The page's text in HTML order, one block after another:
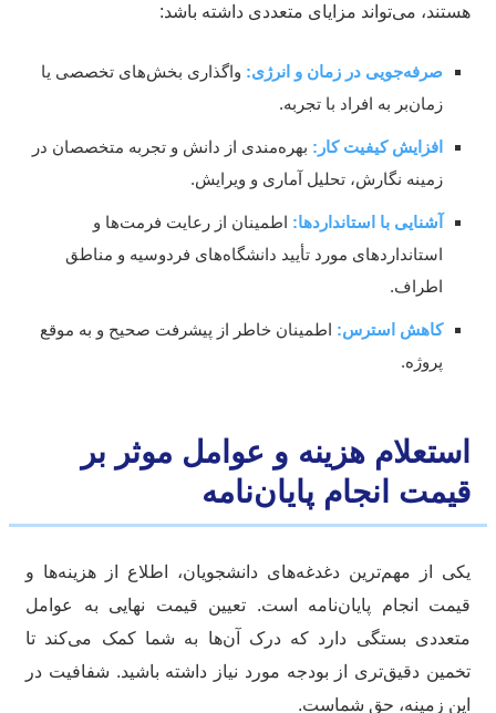
می‌تواند مزایای متعددی داشته باشد:
صرفه‌جویی در زمان و انرژی:واگذاری بخش‌های تخصصی یا
زمان‌بر به افراد با تجربه.
افزایش کیفیت کار:بهره‌مندی از دانش و تجربه متخصصان در
زمینه نگارش، تحلیل آماری و ویرایش.
آشنایی با استانداردها: اطمینان از رعایت فرمت‌ها و
استانداردهای مورد تأیید دانشگاه‌های فردوسیه و مناطق
اطراف.
کاهش استرس:اطمینان خاطر از پیشرفت صحیح و به موقع
پروژه.
هزینه و عوامل موثر بر
انجام پایان‌نامه
از مهم‌ترین دغدغه‌های دانشجویان، اطلاع از هزینه‌ها و
انجام پایان‌نامه است. تعیین قیمت نهایی به عوامل
بستگی دارد که درک آن‌ها به شما کمک می‌کند تا
دقیق‌تری از بودجه مورد نیاز داشته باشید. شفافیت در
زمینه، حق شماست.